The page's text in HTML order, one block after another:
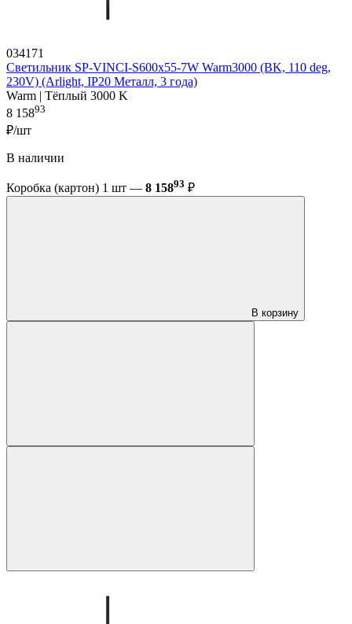
034171
Светильник SP-VINCI-S600x55-7W Warm3000 (BK, 110 deg,
230V) (Arlight, IP20 Металл, 3 года)
Warm | Тёплый 3000 K
8 15893
₽/шт
В наличии
Коробка (картон) 1 шт — 8 15893 ₽
В корзину